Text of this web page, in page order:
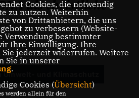
als christliche
Umwelt- und Klimaschutz
Cookies, die notwendig
zu nutzen. Weiterhin
von Drittanbietern, die uns
zu verbessern (Website-
Verwendung bestimmter
Ihre Einwilligung. Ihre
jederzeit widerrufen. Weitere
Sie in unserer
.
Cookies (Übersicht)
werden allein für den